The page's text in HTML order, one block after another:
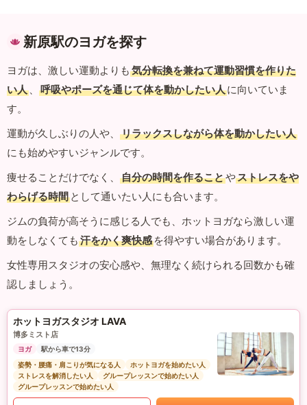
新原駅のヨガを探す
ヨガは、激しい運動よりも 気分転換を兼ねて運動習慣を作りた
い人 、 呼吸やポーズを通じて体を動かしたい人に向いていま
す。
運動が久しぶりの人や、
リラックスしながら体を動かしたい人
にも始めやすいジャンルです。
痩せることだけでなく、
自分の時間を作ることやストレスをや
わらげる時間 として通いたい人にも合います。
ジムの負荷が高そうに感じる人でも、ホットヨガなら激しい運
動をしなくても 汗をかく爽快感 を得やすい場合があります。
女性専用スタジオの安心感や、無理なく続けられる回数かも確
認しましょう。
ホットヨガスタジオ LAVA
博多ミスト店
ヨガ
駅から車で13分
姿勢・腰痛・肩こりが気になる人
ホットヨガを始めたい人
ストレスを解消したい人
グループレッスンで始めたい人
グループレッスンで始めたい人